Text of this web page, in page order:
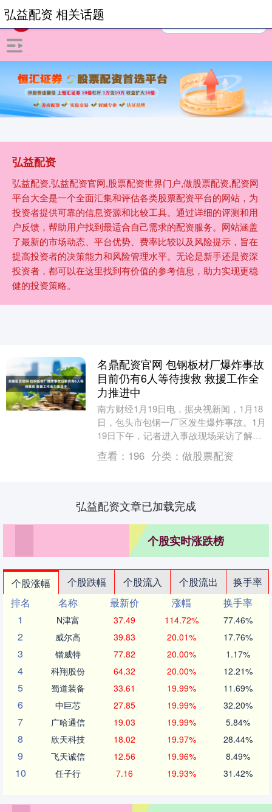
弘益配资
弘益配资,弘益配资官网,股票配资世界门户,做股票配资,配资网
平台大全是一个全面汇集和评估各类股票配资平台的网站，为
投资者提供可靠的信息资源和比较工具。通过详细的评测和用
户反馈，帮助用户找到最适合自己需求的配资服务。网站涵盖
了最新的市场动态、平台优势、费率比较以及风险提示，旨在
提高投资者的决策能力和风险管理水平。无论是新手还是资深
投资者，都可以在这里找到有价值的参考信息，助力实现更稳
健的投资策略。
弘益配资 相关话题
名鼎配资官网 包钢板材厂爆炸事故
目前仍有6人等待搜救 救援工作全
力推进中
南方财经1月19日电，据央视新闻，1月18
日，包头市包钢一厂区发生爆炸事故。1月
19日下午，记者进入事故现场采访了解
到，19日上午救援人员搜救出2名失联人
员。截....
查看： 196 分类： 做股票配资
弘益配资文章已加载完成
个股实时涨跌榜
个股涨幅 个股跌幅 个股流入 个股流出
换手率
排名
名称 最新价 涨幅
换手率
1
N津富 37.49 114.72% 77.46%
2 威尔高 39.83 20.01% 17.76%
3 锴威特 77.82 20.00% 1.17%
4 科翔股份 64.32 20.00% 12.21%
5 蜀道装备 33.61 19.99% 11.69%
6 中巨芯 27.85 19.99% 32.20%
7 广哈通信 19.03 19.99% 5.84%
8 欣天科技 18.02 19.97% 28.44%
9 飞天诚信 12.56 19.96% 8.49%
10 任子行 7.16 19.93% 31.42%